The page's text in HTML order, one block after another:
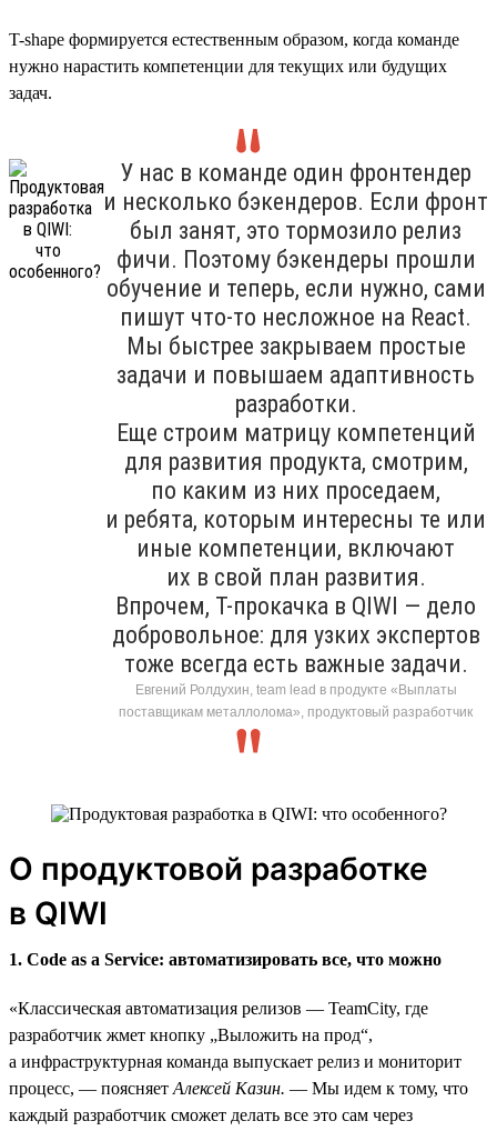
T-shape формируется естественным образом, когда команде
нужно нарастить компетенции для текущих или будущих
задач.
У нас в команде один фронтендер
и несколько бэкендеров. Если фронт
был занят, это тормозило релиз
фичи. Поэтому бэкендеры прошли
обучение и теперь, если нужно, сами
пишут что-то несложное на React.
Мы быстрее закрываем простые
задачи и повышаем адаптивность
разработки.
Еще строим матрицу компетенций
для развития продукта, смотрим,
по каким из них проседаем,
и ребята, которым интересны те или
иные компетенции, включают
их в свой план развития.
Впрочем, T-прокачка в QIWI — дело
добровольное: для узких экспертов
тоже всегда есть важные задачи.
Евгений Ролдухин, team lead в продукте «Выплаты
поставщикам металлолома», продуктовый разработчик
О продуктовой разработке
в QIWI
1. Code as a Service: автоматизировать все, что можно
«Классическая автоматизация релизов — TeamCity, где
разработчик жмет кнопку „Выложить на прод“,
а инфраструктурная команда выпускает релиз и мониторит
процесс, — поясняет Алексей Казин. — Мы идем к тому, что
каждый разработчик сможет делать все это сам через